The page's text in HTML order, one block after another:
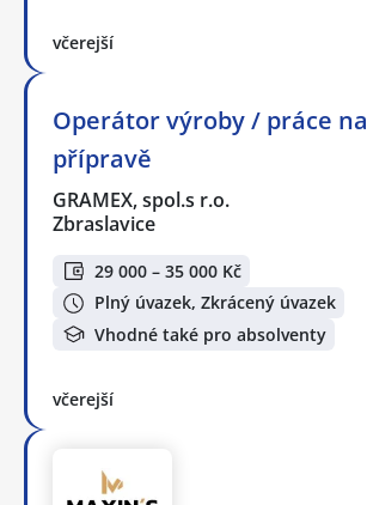
včerejší
Operátor výroby / práce na
přípravě
GRAMEX, spol.s r.o.
Zbraslavice
29 000 – 35 000 Kč
Plný úvazek, Zkrácený úvazek
Vhodné také pro absolventy
včerejší